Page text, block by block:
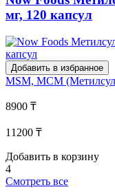
мг, 120 капсул
Добавить в избранное
MSM, МСМ
8900 ₸
11200 ₸
Добавить в корзину
4
Смотреть все